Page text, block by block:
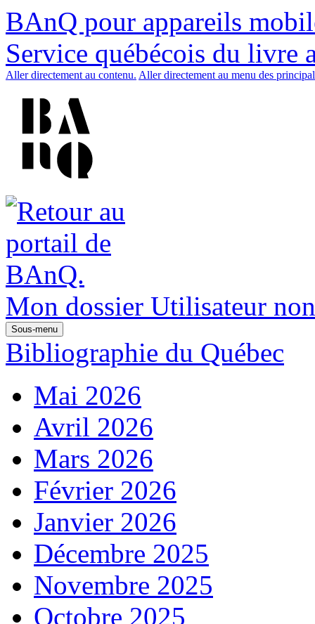
BAnQ pour appareils
Service québécois du livre
Aller directement au contenu. Aller directement au menu des
Mon dossier Utilisateur
Sous-menu
Bibliographie du Québec
Mai 2026
Avril 2026
Mars 2026
Février 2026
Janvier 2026
Décembre 2025
Novembre 2025
Octobre 2025